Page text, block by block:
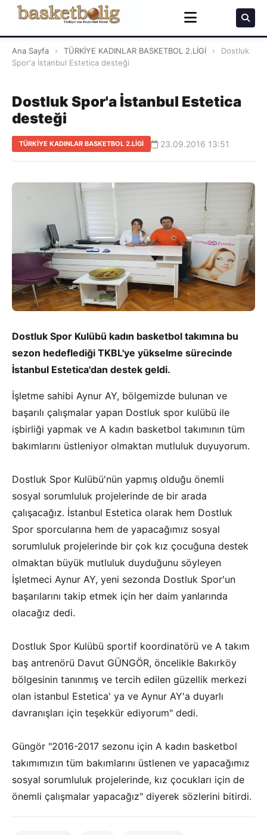
Ana Sayfa › TÜRKİYE KADINLAR BASKETBOL 2.LİGİ ›
Dostluk
Spor'a İstanbul Estetica desteği
Dostluk Spor'a İstanbul Estetica
desteği
TÜRKİYE KADINLAR BASKETBOL 2.LİGİ 23.09.2016 13:51
Dostluk Spor Kulübü kadın basketbol takımına bu
sezon hedeflediği TKBL'ye yükselme sürecinde
İstanbul Estetica'dan destek geldi.
İşletme sahibi Aynur AY, bölgemizde bulunan ve
başarılı çalışmalar yapan Dostluk spor kulübü ile
işbirliği yapmak ve A kadın basketbol takımının tüm
bakımlarını üstleniyor olmaktan mutluluk duyuyorum.
Dostluk Spor Kulübü'nün yapmış olduğu önemli
sosyal sorumluluk projelerinde de bir arada
çalışacağız. İstanbul Estetica olarak hem Dostluk
Spor sporcularına hem de yapacağımız sosyal
sorumluluk projelerinde bir çok kız çocuğuna destek
olmaktan büyük mutluluk duyduğunu söyleyen
İşletmeci Aynur AY, yeni sezonda Dostluk Spor'un
başarılarını takip etmek için her daim yanlarında
olacağız dedi.
Dostluk Spor Kulübü sportif koordinatörü ve A takım
baş antrenörü Davut GÜNGÖR, öncelikle Bakırköy
bölgesinin tanınmış ve tercih edilen güzellik merkezi
olan istanbul Estetica' ya ve Aynur AY'a duyarlı
davranışları için teşekkür ediyorum" dedi.
Güngör "2016-2017 sezonu için A kadın basketbol
takımımızın tüm bakımlarını üstlenen ve yapacağımız
sosyal sorumluluk projelerinde, kız çocukları için de
önemli çalışmalar yapacağız" diyerek sözlerini bitirdi.